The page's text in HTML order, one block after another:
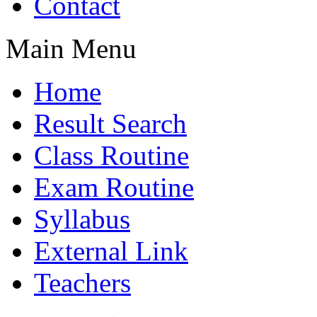
Main Menu
Home
Result Search
Class Routine
Exam Routine
Syllabus
External Link
Teachers